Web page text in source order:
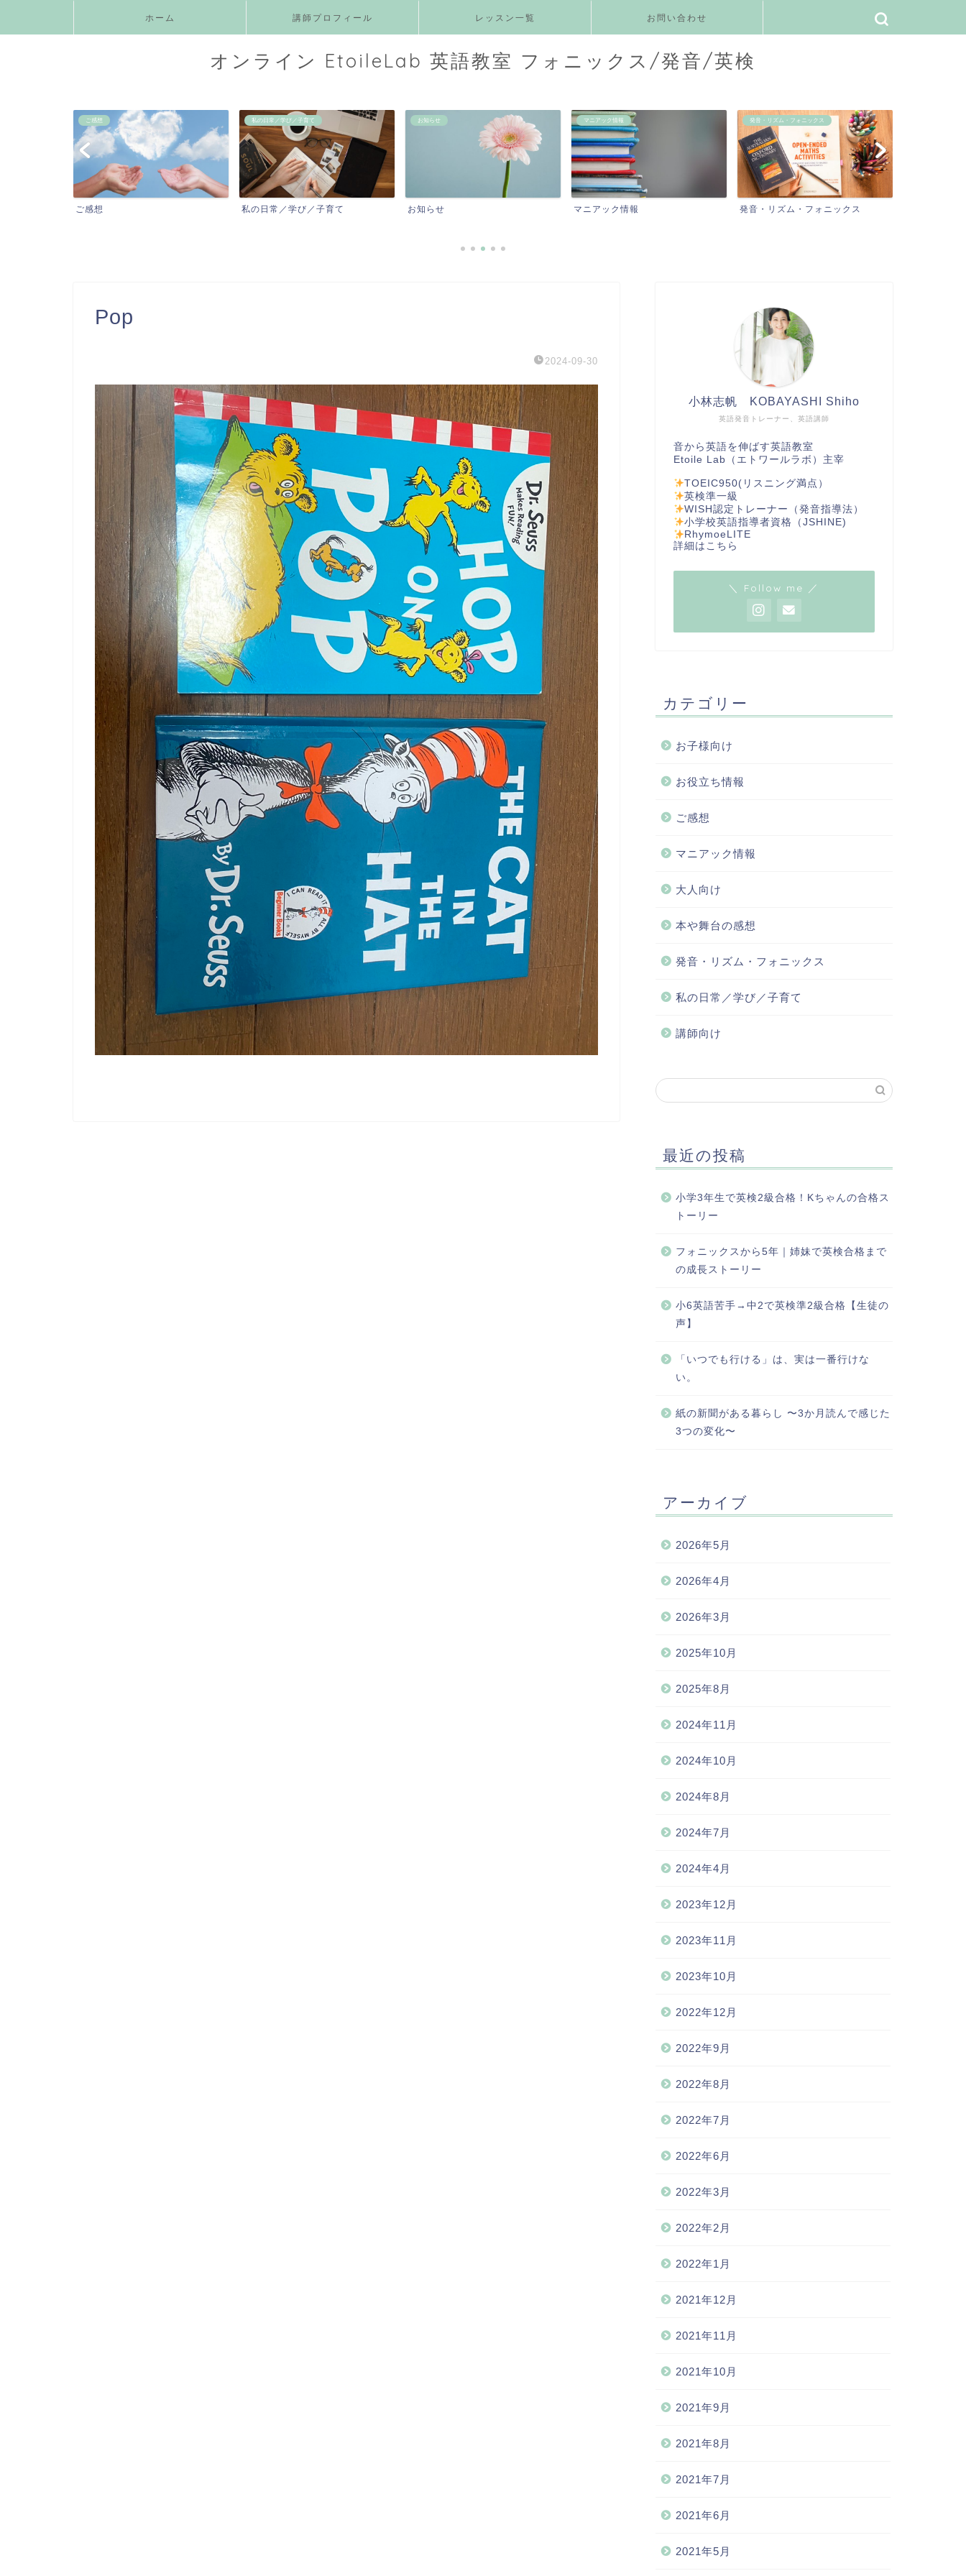
ホーム 講師プロフィール レッスン一覧 お問い合わせ
オンライン EtoileLab 英語教室 フォニックス/発音/英検
ご感想
ご感想
私の日常／学び／子育て
私の日常／学び／子育て
お知らせ
お知らせ
マニアック情報
マニアック情報
発音・リズム・フォニックス
発音・リズム・フォニックス
Pop
2024-09-30
英語発音トレーナー、英語講師
小林志帆 KOBAYASHI Shiho
音から英語を伸ばす英語教室
Etoile Lab（エトワールラボ）主宰
TOEIC950(リスニング満点）
英検準一級
WISH認定トレーナー（発音指導法）
小学校英語指導者資格（JSHINE)
RhymoeLITE
詳細は こちら
＼ Follow me ／
カテゴリー
お子様向け
お役立ち情報
ご感想
マニアック情報
大人向け
本や舞台の感想
発音・リズム・フォニックス
私の日常／学び／子育て
講師向け
最近の投稿
小学3年生で英検2級合格！Kちゃんの合格ス
トーリー
フォニックスから5年｜姉妹で英検合格まで
の成長ストーリー
小6英語苦手→中2で英検準2級合格【生徒の
声】
「いつでも行ける」は、実は一番行けな
い。
紙の新聞がある暮らし 〜3か月読んで感じた
3つの変化〜
アーカイブ
2026年5月
2026年4月
2026年3月
2025年10月
2025年8月
2024年11月
2024年10月
2024年8月
2024年7月
2024年4月
2023年12月
2023年11月
2023年10月
2022年12月
2022年9月
2022年8月
2022年7月
2022年6月
2022年3月
2022年2月
2022年1月
2021年12月
2021年11月
2021年10月
2021年9月
2021年8月
2021年7月
2021年6月
2021年5月